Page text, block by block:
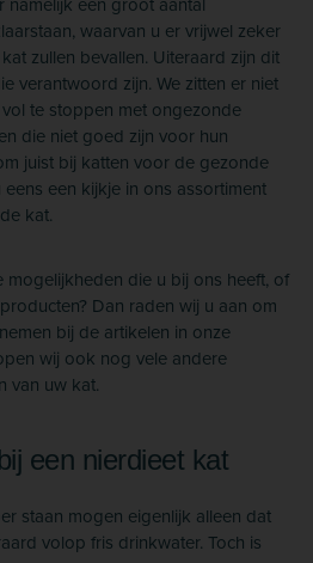
waarvan u er vrijwel zeker
zullen bevallen. Uiteraard zijn dit
verantwoord zijn. We zitten er niet
te stoppen met ongezonde
die niet goed zijn voor hun
juist bij katten voor de gezonde
een kijkje in ons assortiment
kat.
mogelijkheden die u bij ons heeft, of
Dan raden wij u aan om
bij de artikelen in onze
wij ook nog vele andere
van uw kat.
een nierdieet kat
staan mogen eigenlijk alleen dat
volop fris drinkwater. Toch is